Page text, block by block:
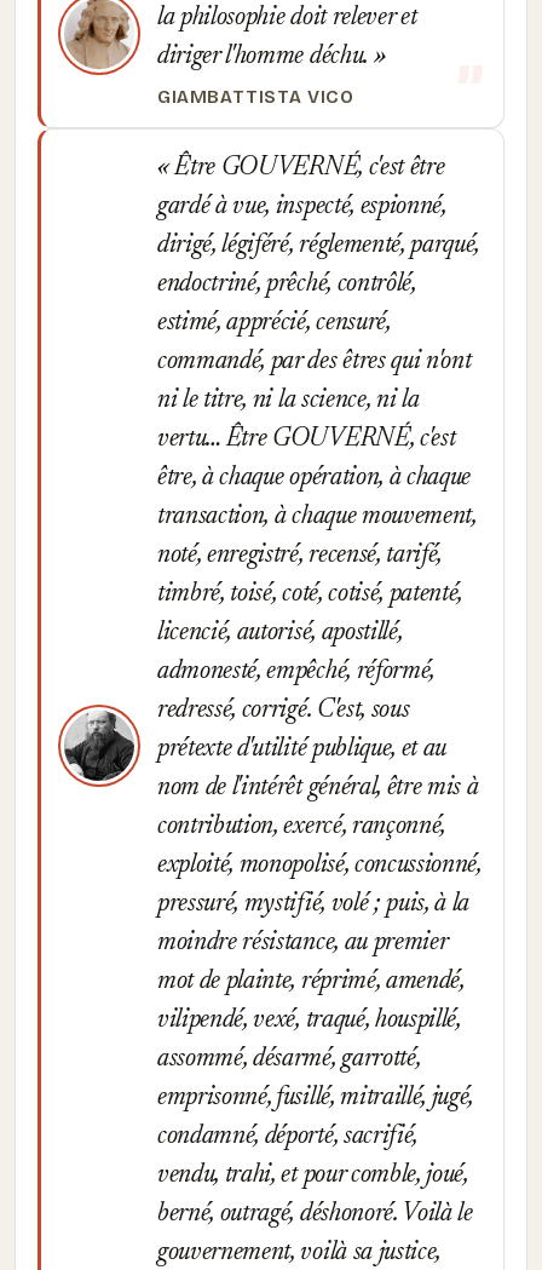
la philosophie doit relever et
diriger l'homme déchu.
GIAMBATTISTA VICO
Être GOUVERNÉ, c'est être
gardé à vue, inspecté, espionné,
dirigé, légiféré, réglementé, parqué,
endoctriné, prêché, contrôlé,
estimé, apprécié, censuré,
commandé, par des êtres qui n'ont
ni le titre, ni la science, ni la
vertu… Être GOUVERNÉ, c'est
être, à chaque opération, à chaque
transaction, à chaque mouvement,
noté, enregistré, recensé, tarifé,
timbré, toisé, coté, cotisé, patenté,
licencié, autorisé, apostillé,
admonesté, empêché, réformé,
redressé, corrigé. C'est, sous
prétexte d'utilité publique, et au
nom de l'intérêt général, être mis à
contribution, exercé, rançonné,
exploité, monopolisé, concussionné,
pressuré, mystifié, volé ; puis, à la
moindre résistance, au premier
mot de plainte, réprimé, amendé,
vilipendé, vexé, traqué, houspillé,
assommé, désarmé, garrotté,
emprisonné, fusillé, mitraillé, jugé,
condamné, déporté, sacrifié,
vendu, trahi, et pour comble, joué,
berné, outragé, déshonoré. Voilà le
gouvernement, voilà sa justice,